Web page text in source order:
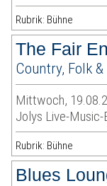
Rubrik: Bühne
The Fair
Country, Folk
Mittwoch,
Jolys Live-Music-
Rubrik: Bühne
Blues